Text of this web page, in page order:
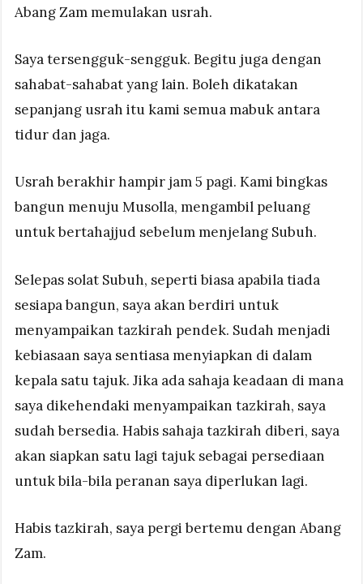
Abang Zam memulakan usrah.
Saya tersengguk-sengguk. Begitu juga dengan
sahabat-sahabat yang lain. Boleh dikatakan
sepanjang usrah itu kami semua mabuk antara
tidur dan jaga.
Usrah berakhir hampir jam 5 pagi. Kami bingkas
bangun menuju Musolla, mengambil peluang
untuk bertahajjud sebelum menjelang Subuh.
Selepas solat Subuh, seperti biasa apabila tiada
sesiapa bangun, saya akan berdiri untuk
menyampaikan tazkirah pendek. Sudah menjadi
kebiasaan saya sentiasa menyiapkan di dalam
kepala satu tajuk. Jika ada sahaja keadaan di mana
saya dikehendaki menyampaikan tazkirah, saya
sudah bersedia. Habis sahaja tazkirah diberi, saya
akan siapkan satu lagi tajuk sebagai persediaan
untuk bila-bila peranan saya diperlukan lagi.
Habis tazkirah, saya pergi bertemu dengan Abang
Zam.